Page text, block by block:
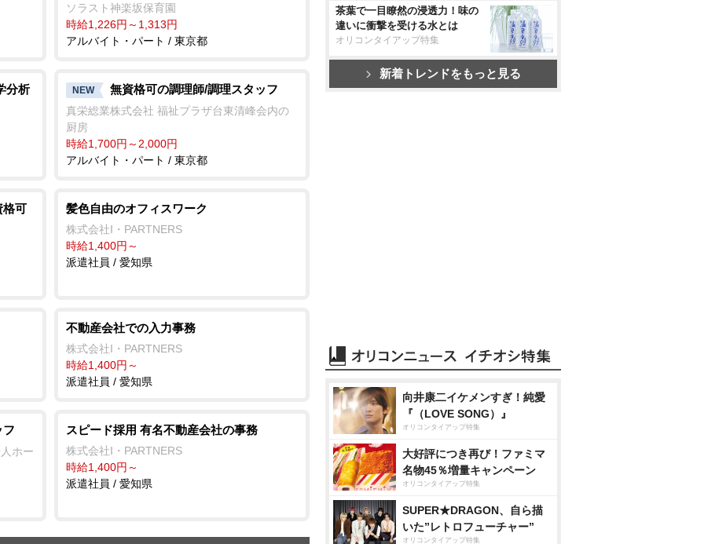
ソラスト神楽坂保育園
時給1,226円～1,313円
アルバイト・パート / 東京都
分析 NEW 無資格可の調理師/調理スタッフ
真栄総業株式会社 福祉プラザ台東清峰会内の
厨房
時給1,700円～2,000円
アルバイト・パート / 東京都
格可 髪色自由のオフィスワーク
株式会社I・PARTNERS
時給1,400円～
派遣社員 / 愛知県
不動産会社での入力事務
株式会社I・PARTNERS
時給1,400円～
派遣社員 / 愛知県
フ
ホー
スピード採用 有名不動産会社の事務
株式会社I・PARTNERS
時給1,400円～
派遣社員 / 愛知県
茶葉で一目瞭然の浸透力！味の
違いに衝撃を受ける水とは
オリコンタイアップ特集
新着トレンドをもっと見る
向井康二イケメンすぎ！純愛
『（LOVE SONG）』
オリコンタイアップ特集
大好評につき再び！ファミマ
名物45％増量キャンペーン
オリコンタイアップ特集
SUPER★DRAGON、自ら描
いた”レトロフューチャー”
オリコンタイアップ特集